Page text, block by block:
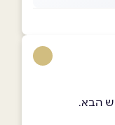
הבא.